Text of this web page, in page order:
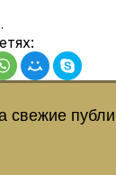
свежие